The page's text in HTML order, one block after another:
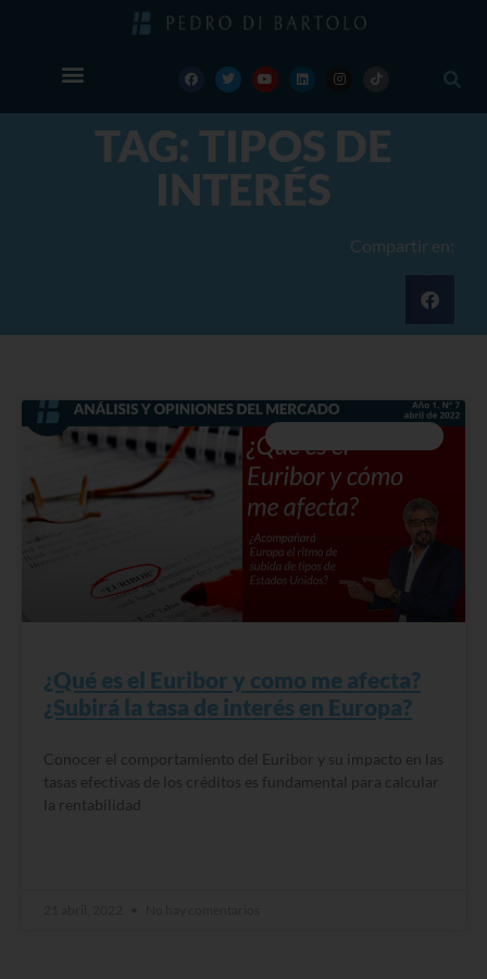
TAG: TIPOS DE
INTERÉS
Compartir en:
¿Qué es el Euribor y como me afecta?
¿Subirá la tasa de interés en Europa?
Conocer el comportamiento del Euribor y su impacto en las
tasas efectivas de los créditos es fundamental para calcular
la rentabilidad